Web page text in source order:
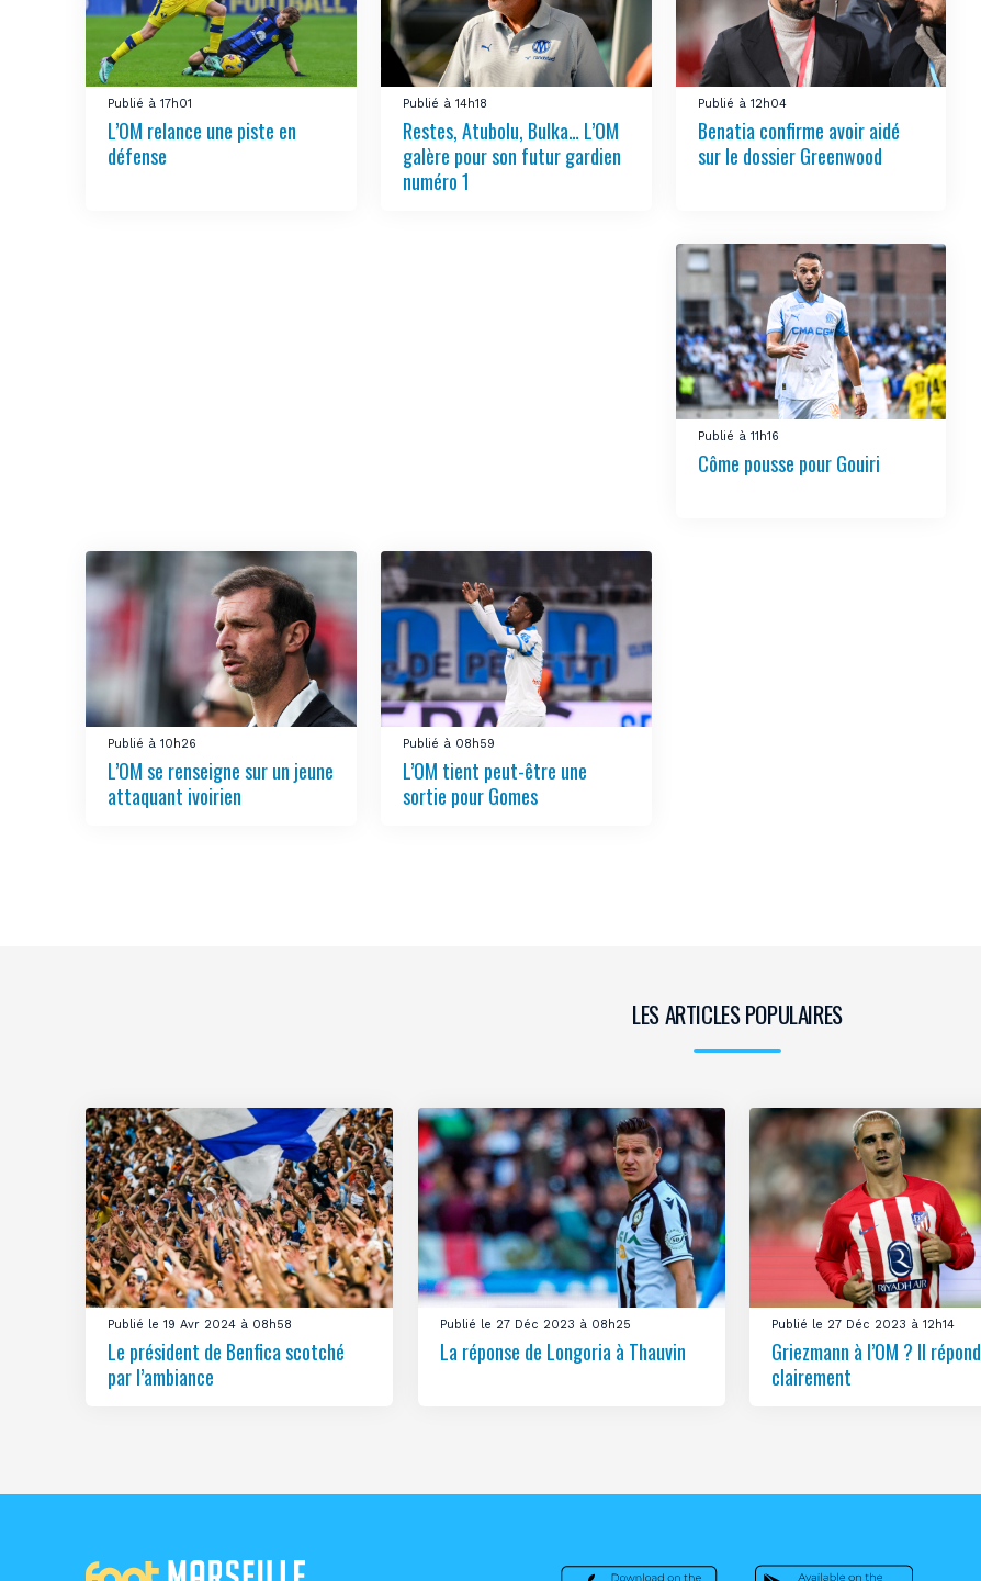
Publié à 17h01
L’OM relance une piste en
défense
Publié à 14h18
Restes, Atubolu, Bulka… L’OM
galère pour son futur gardien
numéro 1
Publié à 12h04
Benatia confirme avoir aidé
sur le dossier Greenwood
Publié à 11h16
Côme pousse pour Gouiri
Publié à 10h26
L’OM se renseigne sur un jeune
attaquant ivoirien
Publié à 08h59
L’OM tient peut-être une
sortie pour Gomes
LES ARTICLES POPULAIRES
Publié le 19 Avr 2024 à 08h58
Le président de Benfica scotché
par l’ambiance
Publié le 27 Déc 2023 à 08h25
La réponse de Longoria à Thauvin
Publié le 27 Déc 2023 à 12h14
Griezmann à l’OM ? Il répond
clairement